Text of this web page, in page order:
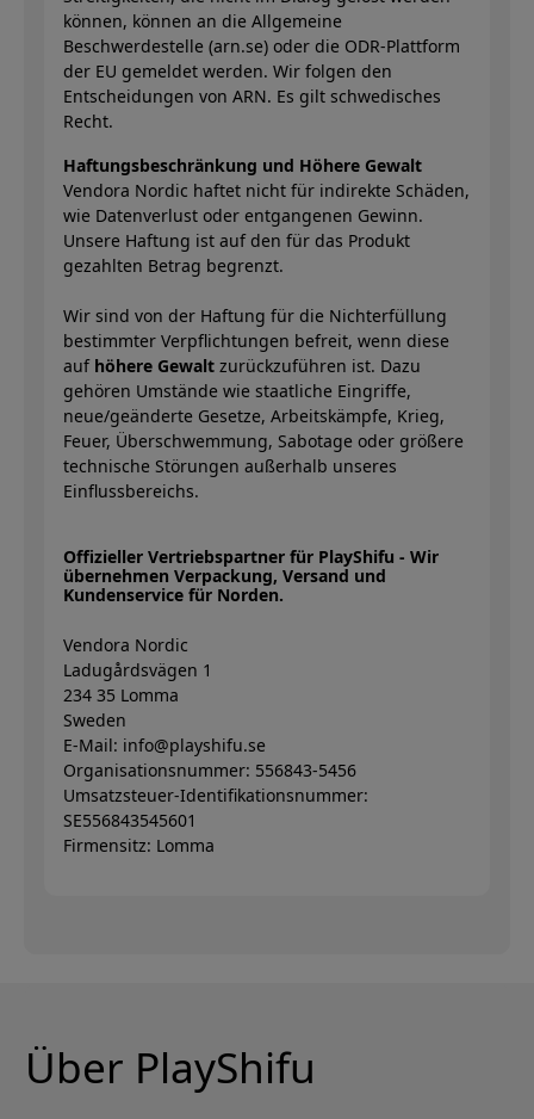
können, können an die Allgemeine
Beschwerdestelle (arn.se) oder die ODR-Plattform
der EU gemeldet werden. Wir folgen den
Entscheidungen von ARN. Es gilt schwedisches
Recht.
Haftungsbeschränkung und Höhere Gewalt
Vendora Nordic haftet nicht für indirekte Schäden,
wie Datenverlust oder entgangenen Gewinn.
Unsere Haftung ist auf den für das Produkt
gezahlten Betrag begrenzt.
Wir sind von der Haftung für die Nichterfüllung
bestimmter Verpflichtungen befreit, wenn diese
auf höhere Gewalt zurückzuführen ist. Dazu
gehören Umstände wie staatliche Eingriffe,
neue/geänderte Gesetze, Arbeitskämpfe, Krieg,
Feuer, Überschwemmung, Sabotage oder größere
technische Störungen außerhalb unseres
Einflussbereichs.
Offizieller Vertriebspartner für PlayShifu - Wir
übernehmen Verpackung, Versand und
Kundenservice für Norden.
Vendora Nordic
Ladugårdsvägen 1
234 35 Lomma
Sweden
E-Mail: info@playshifu.se
Organisationsnummer: 556843-5456
Umsatzsteuer-Identifikationsnummer:
SE556843545601
Firmensitz: Lomma
Über PlayShifu